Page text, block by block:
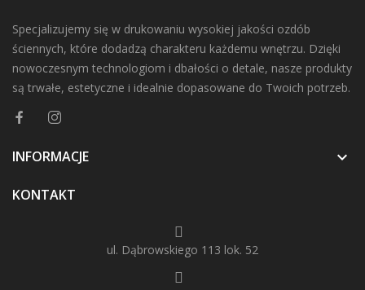
Specjalizujemy się w drukowaniu wysokiej jakości ozdób
ściennych, które dodadzą charakteru każdemu wnętrzu. Dzięki
nowoczesnym technologiom i dbałości o detale, nasze produkty
są trwałe, estetyczne i idealnie dopasowane do Twoich potrzeb.
INFORMACJE 
KONTAKT
ul. Dąbrowskiego 113 lok. 52